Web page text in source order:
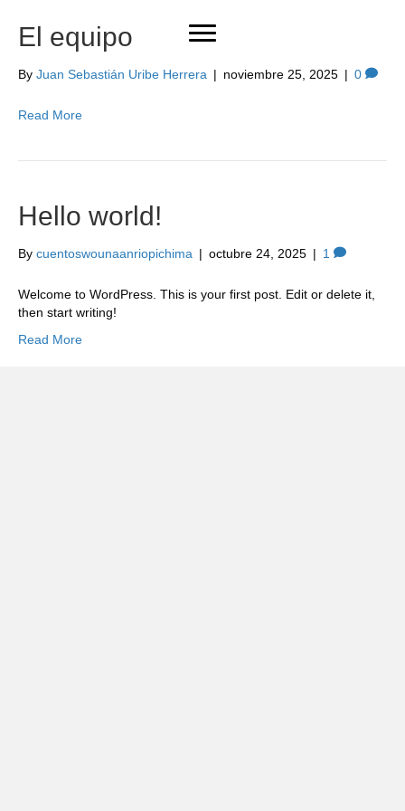
El equipo
By Juan Sebastián Uribe Herrera | noviembre 25, 2025 | 0
Read More
Hello world!
By cuentoswounaanriopichima | octubre 24, 2025 | 1
Welcome to WordPress. This is your first post. Edit or delete it,
then start writing!
Read More